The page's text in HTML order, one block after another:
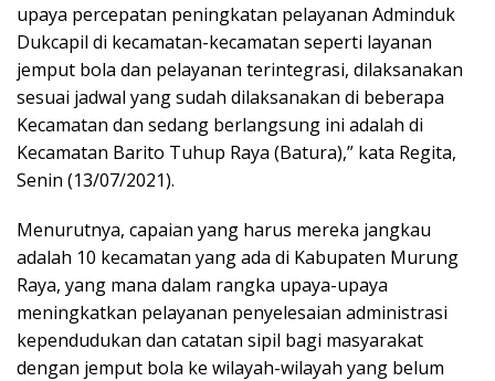
upaya percepatan peningkatan pelayanan Adminduk
Dukcapil di kecamatan-kecamatan seperti layanan
jemput bola dan pelayanan terintegrasi, dilaksanakan
sesuai jadwal yang sudah dilaksanakan di beberapa
Kecamatan dan sedang berlangsung ini adalah di
Kecamatan Barito Tuhup Raya (Batura),” kata Regita,
Senin (13/07/2021).
Menurutnya, capaian yang harus mereka jangkau
adalah 10 kecamatan yang ada di Kabupaten Murung
Raya, yang mana dalam rangka upaya-upaya
meningkatkan pelayanan penyelesaian administrasi
kependudukan dan catatan sipil bagi masyarakat
dengan jemput bola ke wilayah-wilayah yang belum